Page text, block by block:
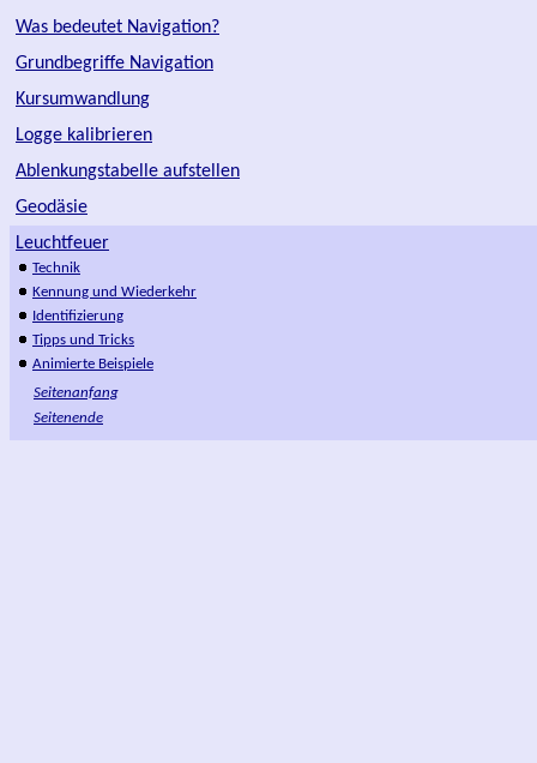
Was bedeutet Navigation?
Grundbegriffe Navigation
Kursumwandlung
Logge kalibrieren
Ablenkungstabelle aufstellen
Geodäsie
Leuchtfeuer
Technik
Kennung und Wiederkehr
Identifizierung
Tipps und Tricks
Animierte Beispiele
Seitenanfang
Seitenende